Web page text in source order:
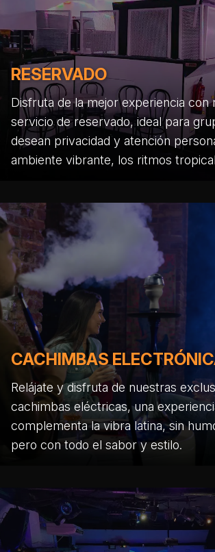
RESERVADO
Disfruta de la mejor experiencia con
servicio de reservado, ideal para
desean privacidad y atención
ambiente vibrante, los ritmos
CACHIMBAS
Relájate y disfruta de nuestras
cachimbas eléctricas, una
complementa la vibra latina, sin
pero con todo el sabor y estilo.